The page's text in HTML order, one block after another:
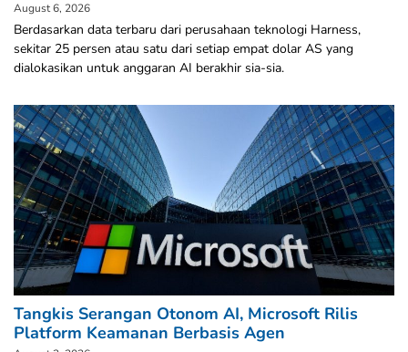
August 6, 2026
Berdasarkan data terbaru dari perusahaan teknologi Harness,
sekitar 25 persen atau satu dari setiap empat dolar AS yang
dialokasikan untuk anggaran AI berakhir sia-sia.
Tangkis Serangan Otonom AI, Microsoft Rilis
Platform Keamanan Berbasis Agen